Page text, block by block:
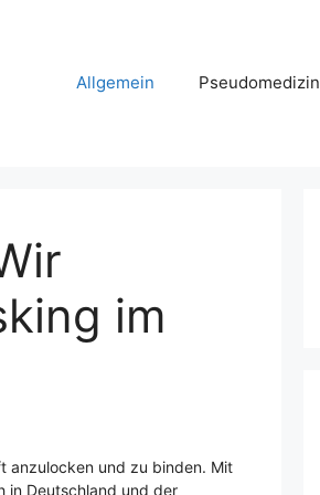
Allgemein Pseudomedizin
im
anzulocken und zu binden. Mit
in Deutschland und der